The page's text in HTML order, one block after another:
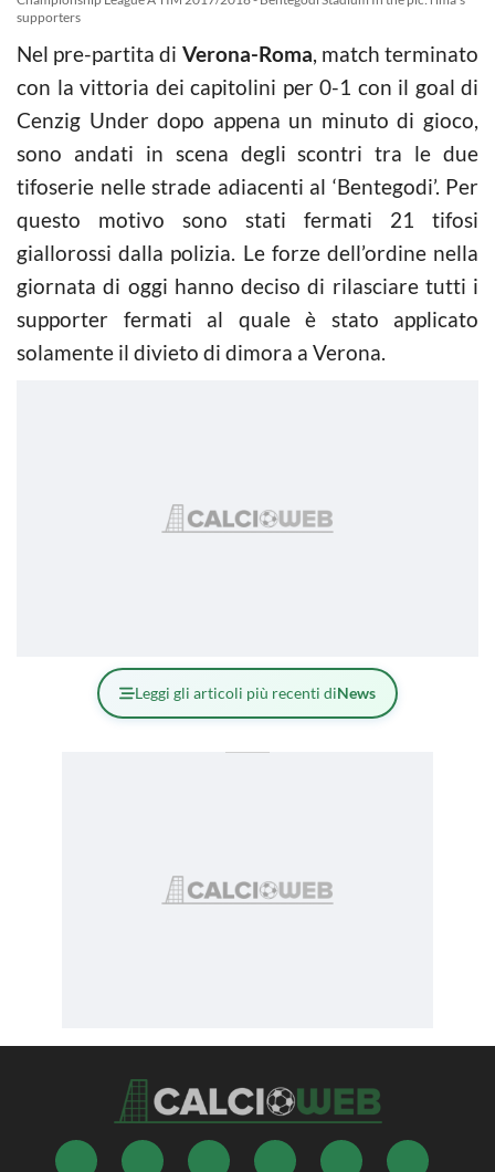
supporters
Nel pre-partita di Verona-Roma, match terminato
con la vittoria dei capitolini per 0-1 con il goal di
Cenzig Under dopo appena un minuto di gioco,
sono andati in scena degli scontri tra le due
tifoserie nelle strade adiacenti al ‘Bentegodi’. Per
questo motivo sono stati fermati 21 tifosi
giallorossi dalla polizia. Le forze dell’ordine nella
giornata di oggi hanno deciso di rilasciare tutti i
supporter fermati al quale è stato applicato
solamente il divieto di dimora a Verona.
Leggi gli articoli più recenti diNews